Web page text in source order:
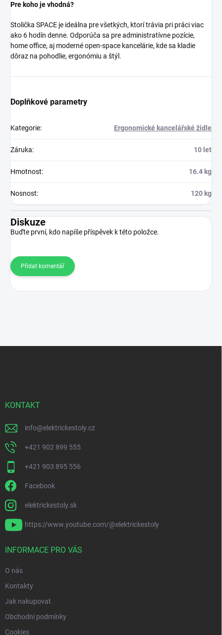
Pre koho je vhodná?
Stolička SPACE je ideálna pre všetkých, ktorí trávia pri práci viac
ako 6 hodín denne. Odporúča sa pre administratívne pozície,
home office, aj moderné open-space kancelárie, kde sa kladie
dôraz na pohodlie, ergonómiu a štýl.
Doplňkové parametry
Kategorie: Ergonomické kancelářské židle
Záruka: 10 let
Hmotnost: 16.4 kg
Nosnost: 120 kg
Diskuze
Buďte první, kdo napíše příspěvek k této položce.
Přidat komentář
KONTAKT
info@elektrickestoly.cz
+421 902 899 555
+421 903 895 556
Facebook
elektrickestoly.sk
https://www.youtube.com/@elektrickestoly
INFORMACE PRO VÁS
O nás
Kontakty
Jak nakupovat
Obchodní podmínky
Cookies